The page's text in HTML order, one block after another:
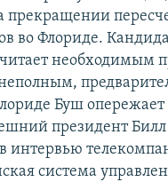
РС
прекращении
во Флориде.
необходимым
Буш опережает
президент
в интервью
система